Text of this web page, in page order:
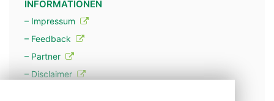
INFORMATIONEN
– Impressum
– Feedback
– Partner
– Disclaimer